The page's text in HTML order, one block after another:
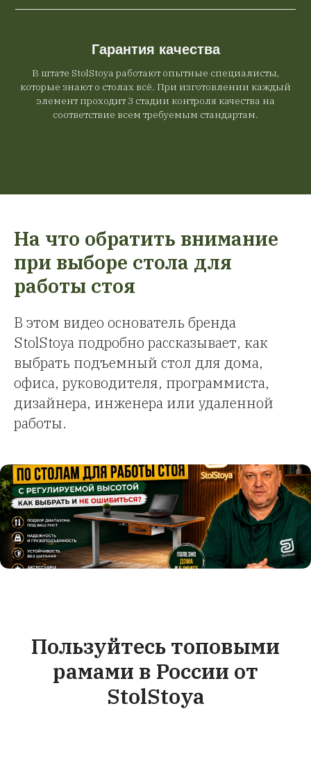
Гарантия качества
В штате StolStoya работают опытные специалисты,
которые знают о столах всё. При изготовлении каждый
элемент проходит 3 стадии контроля качества на
соответствие всем требуемым стандартам.
На что обратить внимание
при выборе стола для
работы стоя
В этом видео основатель бренда
StolStoya подробно рассказывает, как
выбрать подъемный стол для дома,
офиса, руководителя, программиста,
дизайнера, инженера или удаленной
работы.
Пользуйтесь топовыми
рамами в России от
StolStoya